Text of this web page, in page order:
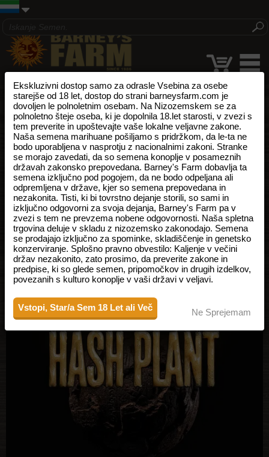
Ekskluzivni dostop samo za odrasle Vsebina za osebe
starejše od 18 let, dostop do strani barneysfarm.com je
dovoljen le polnoletnim osebam. Na Nizozemskem se za
polnoletno šteje oseba, ki je dopolnila 18.let starosti, v zvezi s
tem preverite in upoštevajte vaše lokalne veljavne zakone.
Naša semena marihuane pošiljamo s pridržkom, da le-ta ne
bodo uporabljena v nasprotju z nacionalnimi zakoni. Stranke
se morajo zavedati, da so semena konoplje v posameznih
državah zakonsko prepovedana. Barney's Farm dobavlja ta
semena izključno pod pogojem, da ne bodo odpeljana ali
odpremljena v države, kjer so semena prepovedana in
nezakonita. Tisti, ki bi tovrstno dejanje storili, so sami in
izključno odgovorni za svoja dejanja, Barney's Farm pa v
zvezi s tem ne prevzema nobene odgovornosti. Naša spletna
trgovina deluje v skladu z nizozemsko zakonodajo. Semena
se prodajajo izključno za spominke, skladiščenje in genetsko
konzerviranje. Splošno pravno obvestilo: Kaljenje v večini
držav nezakonito, zato prosimo, da preverite zakone in
predpise, ki so glede semen, pripomočkov in drugih izdelkov,
povezanih s kulturo konoplje v vaši državi v veljavi.
Vstopi, Star/a Sem 18 Let ali Več Ne Sprejemam